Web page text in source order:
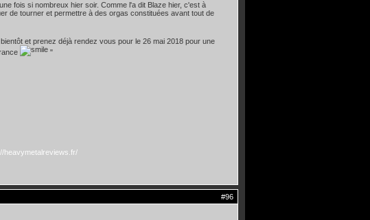
fois si nombreux hier soir. Comme l'a dit Blaze hier, c'est à
de tourner et permettre à des orgas constituées avant tout de
et prenez déjà rendez vous pour le 26 mai 2018 pour une
"
heavymetalreviews.fr/
#96